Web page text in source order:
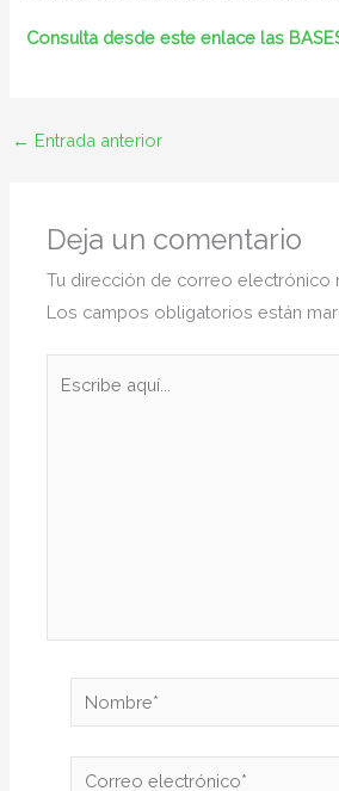
Consulta desde este enlace las
← Entrada anterior
Deja un comentario
Tu dirección de correo electrónico
Los campos obligatorios están
Nombre*
Correo